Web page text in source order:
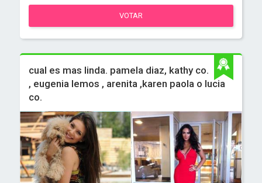
VOTAR
cual es mas linda. pamela diaz, kathy co.
, eugenia lemos , arenita ,karen paola o lucia
co.